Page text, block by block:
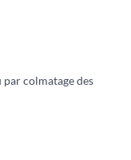
colmatage des